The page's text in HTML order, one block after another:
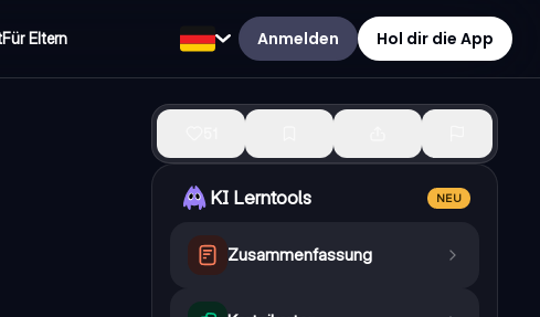
Für Eltern Anmelden Hol dir die App
KI Lerntools NEU
Zusammenfassung